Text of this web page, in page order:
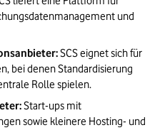
und
SCS eignet sich für
bei denen Standardisierung
Rolle spielen.
Start-ups mit
sowie kleinere Hosting- und